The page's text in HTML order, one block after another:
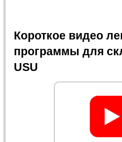
Короткое видео
программы для
USU